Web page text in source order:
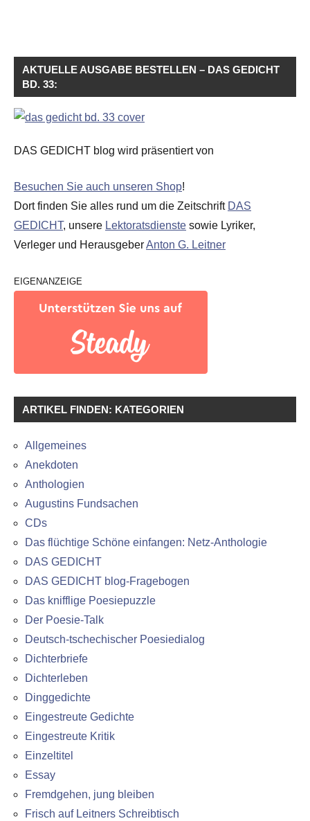
AKTUELLE AUSGABE BESTELLEN – DAS GEDICHT
BD. 33:
DAS GEDICHT blog wird präsentiert von
Besuchen Sie auch unseren Shop!
Dort finden Sie alles rund um die Zeitschrift DAS
GEDICHT, unsere Lektoratsdienste sowie Lyriker,
Verleger und HerausgeberAnton G. Leitner
EIGENANZEIGE
ARTIKEL FINDEN: KATEGORIEN
Allgemeines
Anekdoten
Anthologien
Augustins Fundsachen
CDs
Das flüchtige Schöne einfangen: Netz-Anthologie
DAS GEDICHT
DAS GEDICHT blog-Fragebogen
Das knifflige Poesiepuzzle
Der Poesie-Talk
Deutsch-tschechischer Poesiedialog
Dichterbriefe
Dichterleben
Dinggedichte
Eingestreute Gedichte
Eingestreute Kritik
Einzeltitel
Essay
Fremdgehen, jung bleiben
Frisch auf Leitners Schreibtisch